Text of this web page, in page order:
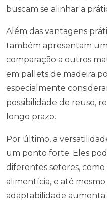
buscam se alinhar a
Além das vantagens
também apresentam
comparação a outros
em pallets de madeira
especialmente
possibilidade de reuso,
longo prazo.
Por último, a
um ponto forte. Eles
diferentes setores,
alimentícia, e até mesmo
adaptabilidade